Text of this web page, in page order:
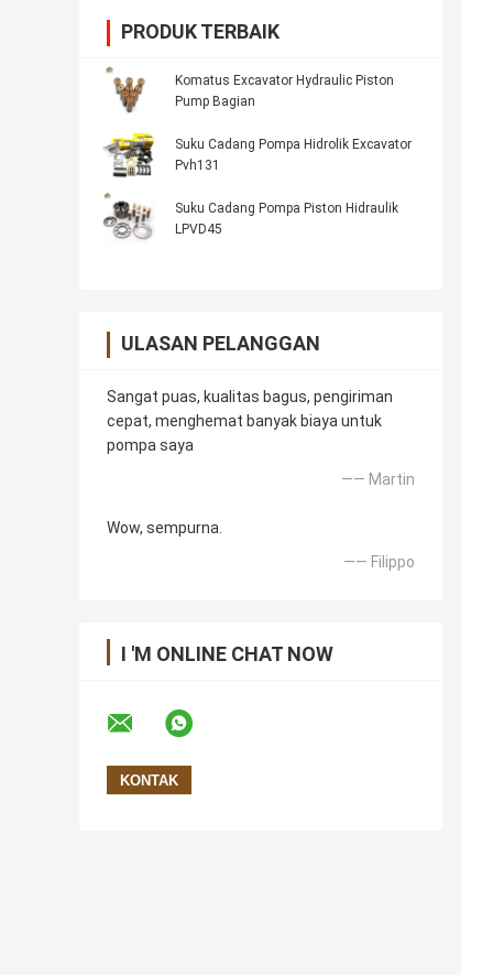
PRODUK TERBAIK
Komatus Excavator Hydraulic Piston
Pump Bagian
Suku Cadang Pompa Hidrolik Excavator
Pvh131
Suku Cadang Pompa Piston Hidraulik
LPVD45
ULASAN PELANGGAN
Sangat puas, kualitas bagus, pengiriman
cepat, menghemat banyak biaya untuk
pompa saya
—— Martin
Wow, sempurna.
—— Filippo
I 'M ONLINE CHAT NOW